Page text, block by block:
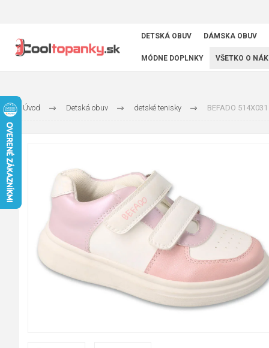
DETSKÁ OBUV DÁMSKA OBUV
MÓDNE DOPLNKY VŠETKO O
Úvod Detská obuv detské tenisky BEFADO